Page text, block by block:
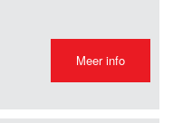
Meer info